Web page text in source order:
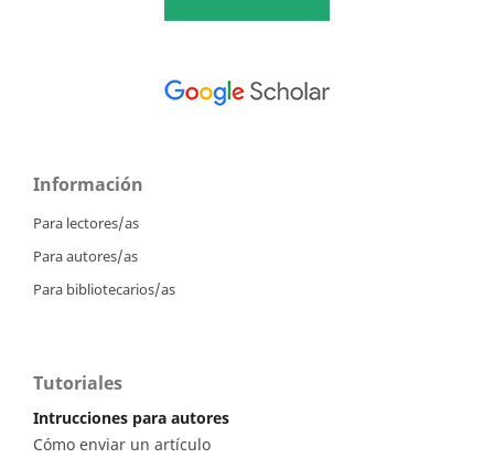
Información
Para lectores/as
Para autores/as
Para bibliotecarios/as
Tutoriales
Intrucciones para autores
Cómo enviar un artículo